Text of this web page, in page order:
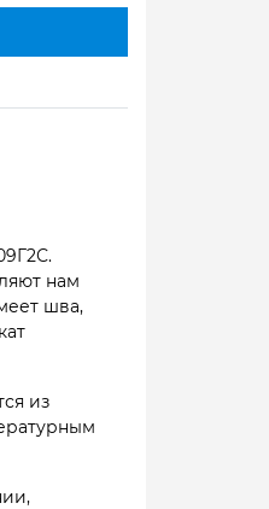
нам
шва,
из